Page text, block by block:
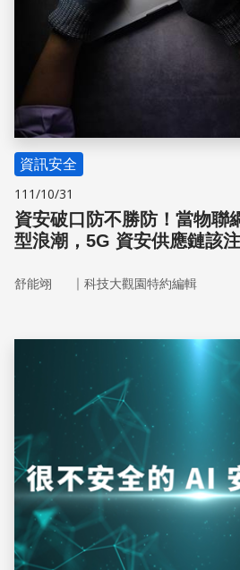
資訊安全
111/10/31
資安破口防不勝防！當物聯
型浪潮，5G 資安供應鏈該
舒能翊 ｜ 科技大觀園特約編輯